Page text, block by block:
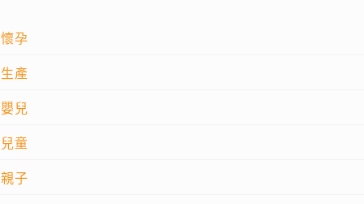
懷孕
生產
嬰兒
兒童
親子